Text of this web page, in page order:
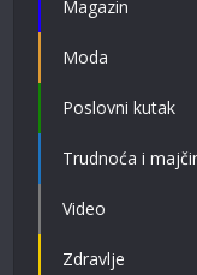
Magazin
Moda
Poslovni kutak
Trudnoća i
Video
Zdravlje